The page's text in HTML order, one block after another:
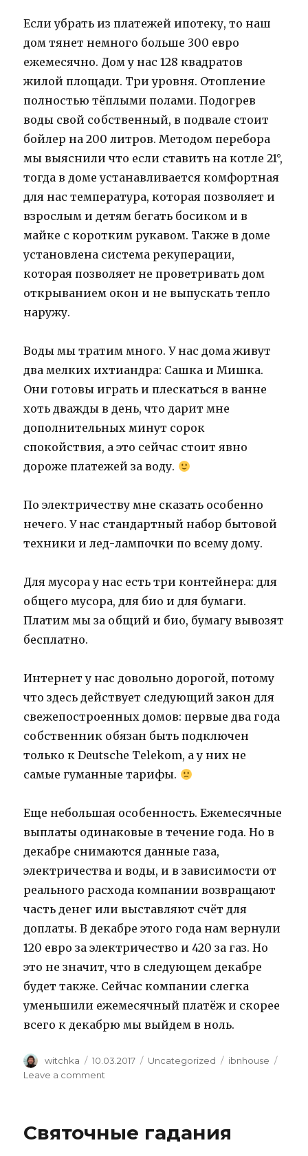
Если убрать из платежей ипотеку, то наш
дом тянет немного больше 300 евро
ежемесячно. Дом у нас 128 квадратов
жилой площади. Три уровня. Отопление
полностью тёплыми полами. Подогрев
воды свой собственный, в подвале стоит
бойлер на 200 литров. Методом перебора
мы выяснили что если ставить на котле 21°,
тогда в доме устанавливается комфортная
для нас температура, которая позволяет и
взрослым и детям бегать босиком и в
майке с коротким рукавом. Также в доме
установлена система рекуперации,
которая позволяет не проветривать дом
открыванием окон и не выпускать тепло
наружу.
Воды мы тратим много. У нас дома живут
два мелких ихтиандра: Сашка и Мишка.
Они готовы играть и плескаться в ванне
хоть дважды в день, что дарит мне
дополнительных минут сорок
спокойствия, а это сейчас стоит явно
дороже платежей за воду.
По электричеству мне сказать особенно
нечего. У нас стандартный набор бытовой
техники и лед-лампочки по всему дому.
Для мусора у нас есть три контейнера: для
общего мусора, для био и для бумаги.
Платим мы за общий и био, бумагу вывозят
бесплатно.
Интернет у нас довольно дорогой, потому
что здесь действует следующий закон для
свежепостроенных домов: первые два года
собственник обязан быть подключен
только к Deutsche Telekom, а у них не
самые гуманные тарифы.
Еще небольшая особенность. Ежемесячные
выплаты одинаковые в течение года. Но в
декабре снимаются данные газа,
электричества и воды, и в зависимости от
реального расхода компании возвращают
часть денег или выставляют счёт для
доплаты. В декабре этого года нам вернули
120 евро за электричество и 420 за газ. Но
это не значит, что в следующем декабре
будет также. Сейчас компании слегка
уменьшили ежемесячный платёж и скорее
всего к декабрю мы выйдем в ноль.
Author
witchka
Posted
on
10.03.2017 Categories
Uncategorized Tags
ibnhouse
Leave a comment
иже
Святочные гадания